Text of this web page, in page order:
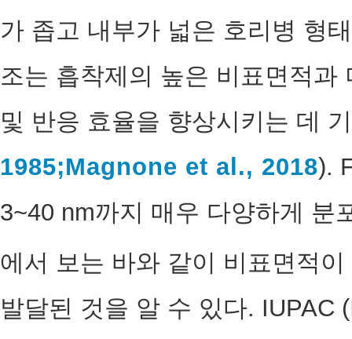
가 좁고 내부가 넓은 호리병 형
조는 흡착제의 높은 비표면적
및 반응 효율을 향상시키는 데
1985;Magnone et al., 2018).
3~40 nm까지 매우 다양하게 분
에서 보는 바와 같이 비표면적
발달된 것을 알 수 있다. IUPAC